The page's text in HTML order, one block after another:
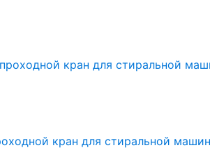
кран для стиральной